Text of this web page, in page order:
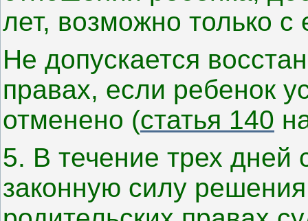
лет, возможно только с
Не допускается
правах, если ребенок
отменено (статья 140
5. В течение трех дней
законную силу